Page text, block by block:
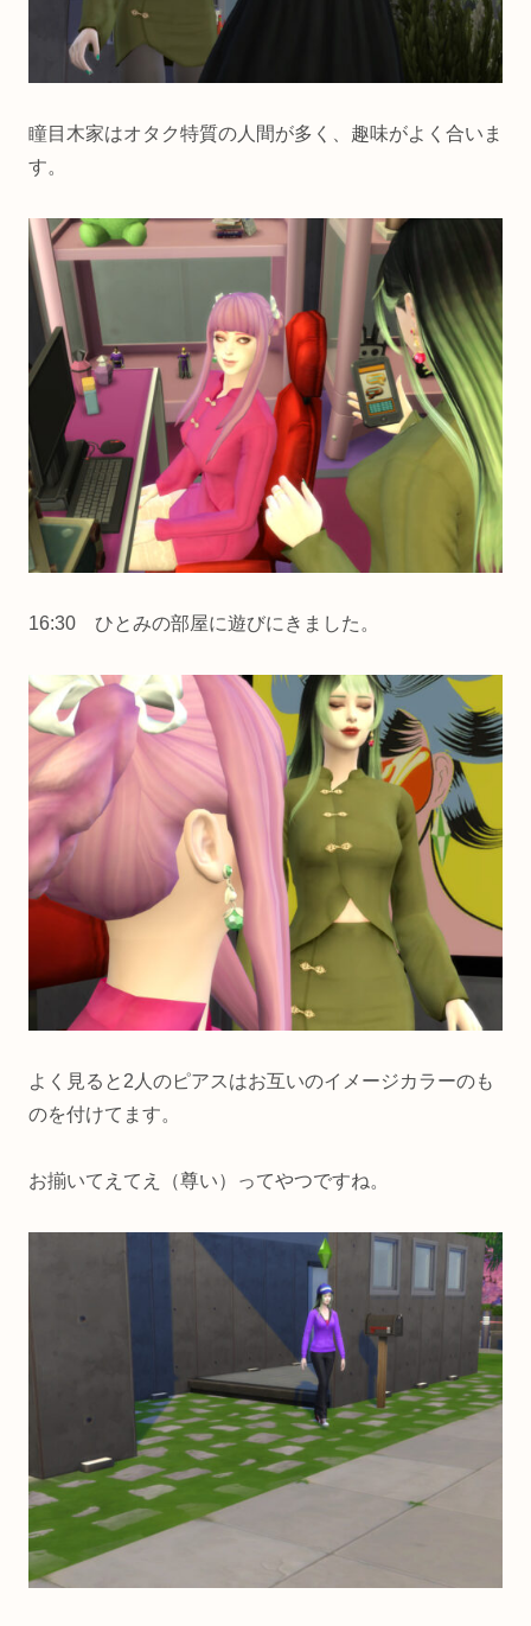
瞳目木家はオタク特質の人間が多く、趣味がよく合いま
す。
16:30 ひとみの部屋に遊びにきました。
よく見ると2人のピアスはお互いのイメージカラーのも
のを付けてます。
お揃いてえてえ（尊い）ってやつですね。